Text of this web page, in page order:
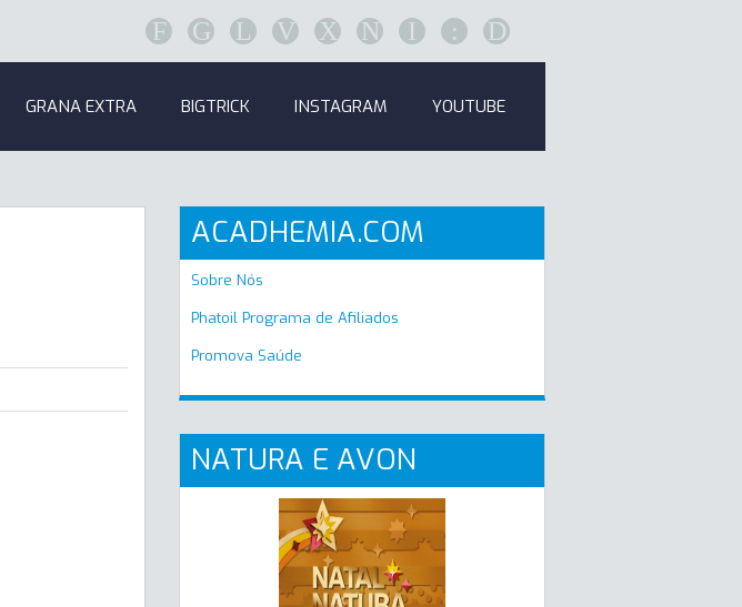
F G L V X N I : D
GRANA EXTRA BIGTRICK INSTAGRAM YOUTUBE
ACADHEMIA.COM
Sobre Nós
Phatoil Programa de Afiliados
Promova Saúde
NATURA E AVON